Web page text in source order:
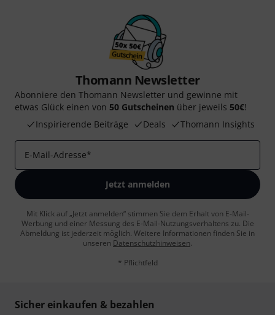
Thomann Newsletter
Abonniere den Thomann Newsletter und gewinne mit
etwas Glück einen von 50 Gutscheinen über jeweils 50€!
Inspirierende Beiträge
Deals Thomann Insights
E-Mail-Adresse*
Jetzt anmelden
Mit Klick auf „Jetzt anmelden“ stimmen Sie dem Erhalt von E-Mail-
Werbung und einer Messung des E-Mail-Nutzungsverhaltens zu. Die
Abmeldung ist jederzeit möglich. Weitere Informationen finden Sie in
unseren Datenschutzhinweisen.
* Pflichtfeld
Sicher einkaufen & bezahlen